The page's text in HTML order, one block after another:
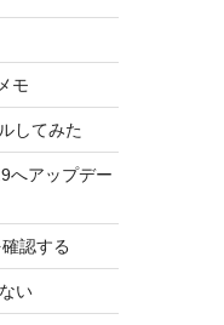
モ
してみた
へアップデー
認する
い